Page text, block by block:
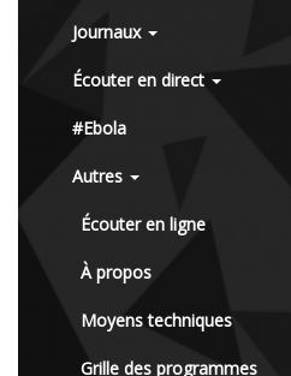
Journaux
Écouter en direct
#Ebola
Autres
Écouter en ligne
À propos
Moyens techniques
Grille des programmes